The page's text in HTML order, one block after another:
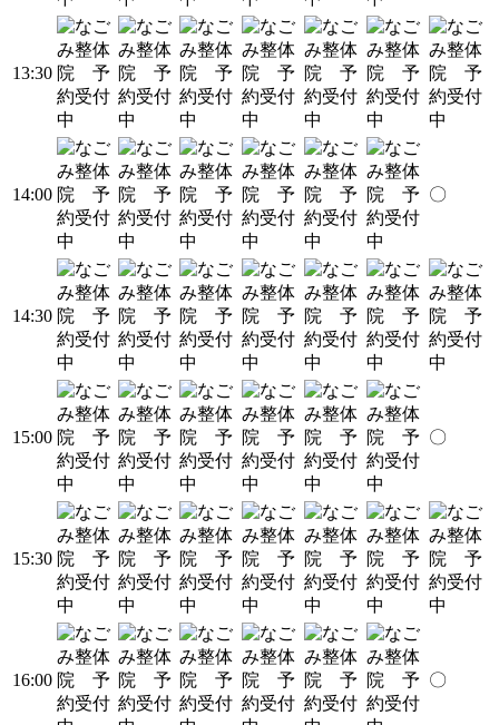
13:30
14:00 〇
14:30
15:00 〇
15:30
16:00 〇